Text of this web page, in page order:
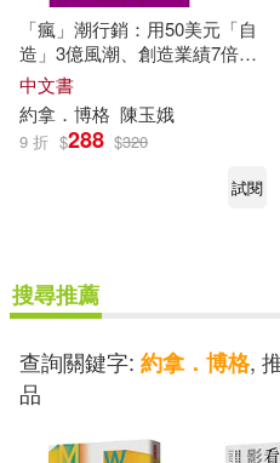
「瘋」潮行銷：用50美元「自
造」3億風潮、創造業績7倍成
長的6大關鍵力
中文書
約拿 ． 博格 陳玉娥
9 折 $288 $320
試閱
搜尋推薦
查詢關鍵字: 約拿．博格,
品